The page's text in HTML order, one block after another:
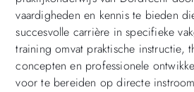
vaardigheden en kennis te bieden
succesvolle carrière in specifieke
training omvat praktische instructie,
concepten en professionele
voor te bereiden op directe